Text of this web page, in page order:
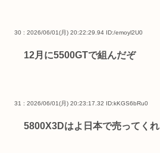
30 : 2026/06/01(月) 20:22:29.94 ID:/emoyl2U0
12月に5500GTで組んだぞ
31 : 2026/06/01(月) 20:23:17.32 ID:kKGS6bRu0
5800X3Dはよ日本で売ってくれ